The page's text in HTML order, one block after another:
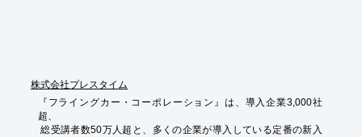
株式会社プレスタイム
『フライングカー・コーポレーション』は、導入企業3,000社
超、
総受講者数50万人超と、多くの企業が導入している定番の新入